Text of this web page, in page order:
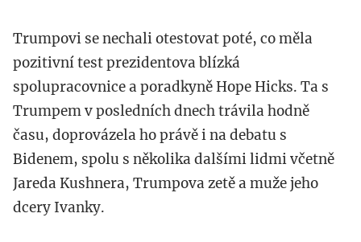
Trumpovi se nechali otestovat poté, co měla
pozitivní test prezidentova blízká
spolupracovnice a poradkyně Hope Hicks. Ta s
Trumpem v posledních dnech trávila hodně
času, doprovázela ho právě i na debatu s
Bidenem, spolu s několika dalšími lidmi včetně
Jareda Kushnera, Trumpova zetě a muže jeho
dcery Ivanky.